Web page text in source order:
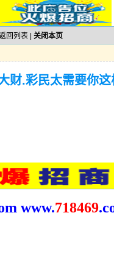
回列表 关闭本页
财.彩民太需要你这
www.718469